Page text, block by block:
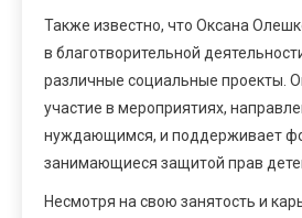
Также известно, что Оксана
в благотворительной
различные социальные проекты.
участие в мероприятиях,
нуждающимся, и поддерживает
занимающиеся защитой прав
Несмотря на свою занятость и